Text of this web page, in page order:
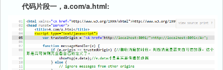
代码片段一， a.com/a.html: